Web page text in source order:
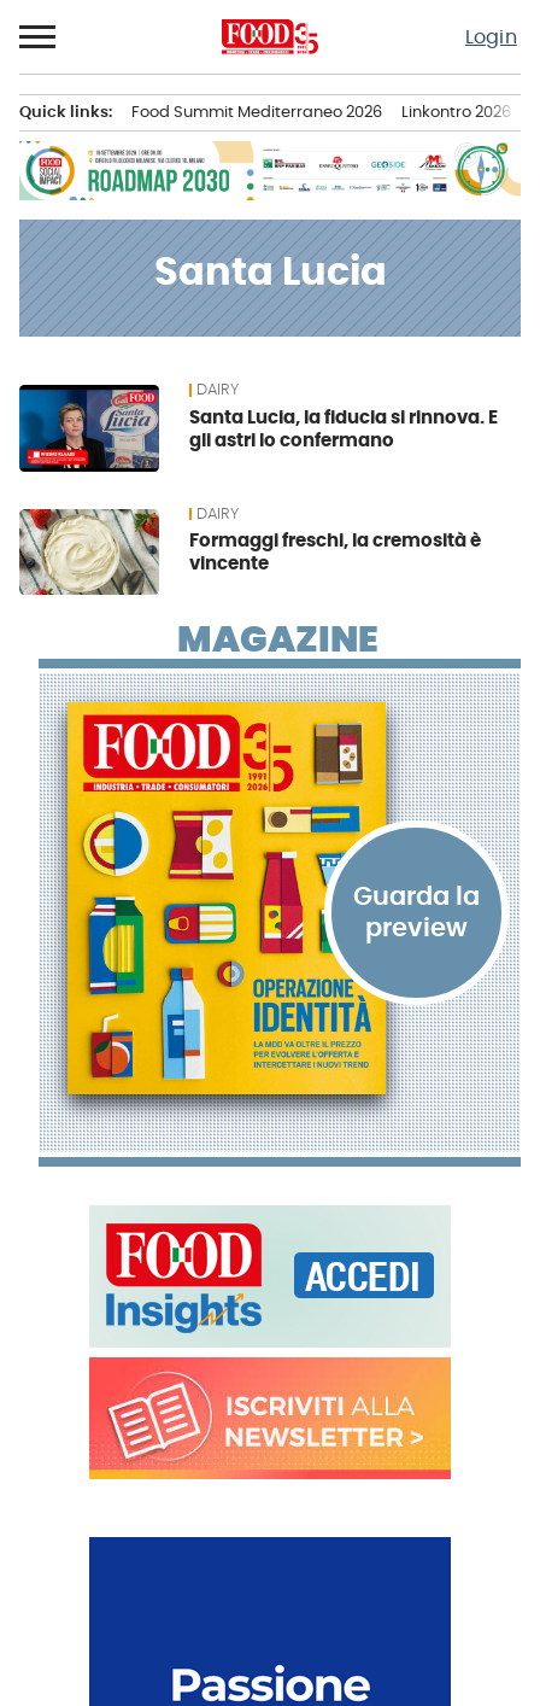
al
contenuto
Login
principale
Quick links: Food Summit Mediterraneo 2026 Linkontro 2026
Santa Lucia
News DAIRY
Santa Lucia, la fiducia si rinnova. E
gli astri lo confermano
DAIRY
Formaggi freschi, la cremosità è
vincente
MAGAZINE